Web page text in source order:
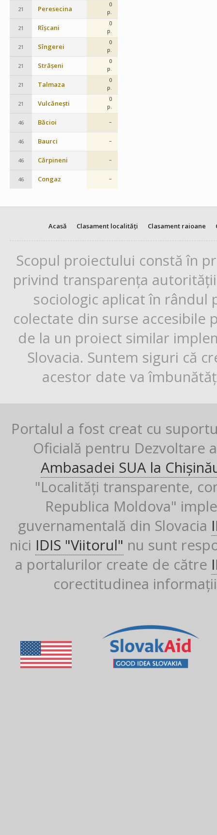
21 Peresecina
0
p.
21 Rîșcani
0
p.
21 Sîngerei
0
p.
21 Strășeni
0
p.
21 Talmaza
0
p.
21 Vulcănești
0
p.
46 Băcioi –
46 Baurci –
46 Cărpineni –
46 Congaz –
Acasă Clasament localități Clasament raioane
Scopul proiectului constă în
privind transparența
sociologic aplicat în rândul
colectate din surse
de la un proiect similar
Slovacia. Suntem siguri că
acestor date va
Portalul a fost creat cu
Oficială pentru Dezvoltare
Ambasadei SUA la
"Localități transparente,
Republica Moldova"
guvernamentală din Slovacia
nici IDIS "Viitorul" nu sunt
a portalurilor create de către
corectitudinea